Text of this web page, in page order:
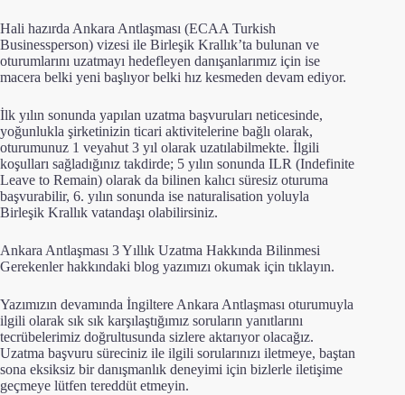
Hali hazırda Ankara Antlaşması (ECAA Turkish
Businessperson) vizesi ile Birleşik Krallık’ta bulunan ve
oturumlarını uzatmayı hedefleyen danışanlarımız için ise
macera belki yeni başlıyor belki hız kesmeden devam ediyor.
İlk yılın sonunda yapılan uzatma başvuruları neticesinde,
yoğunlukla şirketinizin ticari aktivitelerine bağlı olarak,
oturumunuz 1 veyahut 3 yıl olarak uzatılabilmekte. İlgili
koşulları sağladığınız takdirde; 5 yılın sonunda ILR (Indefinite
Leave to Remain) olarak da bilinen kalıcı süresiz oturuma
başvurabilir, 6. yılın sonunda ise naturalisation yoluyla
Birleşik Krallık vatandaşı olabilirsiniz.
Ankara Antlaşması 3 Yıllık Uzatma Hakkında Bilinmesi
Gerekenlerhakkındaki blog yazımızı okumak için tıklayın.
Yazımızın devamında İngiltere Ankara Antlaşması oturumuyla
ilgili olarak sık sık karşılaştığımız soruların yanıtlarını
tecrübelerimiz doğrultusunda sizlere aktarıyor olacağız.
Uzatma başvuru süreciniz ile ilgili sorularınızı iletmeye, baştan
sona eksiksiz bir danışmanlık deneyimi için bizlerle iletişime
geçmeye lütfen tereddüt etmeyin.